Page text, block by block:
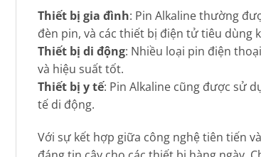
Thiết bị gia đình: Pin Alkaline thường
đèn pin, và các thiết bị điện tử tiêu dùng
Thiết bị di động: Nhiều loại pin điện
và hiệu suất tốt.
Thiết bị y tế: Pin Alkaline cũng được sử
tế di động.
Với sự kết hợp giữa công nghệ tiên tiến